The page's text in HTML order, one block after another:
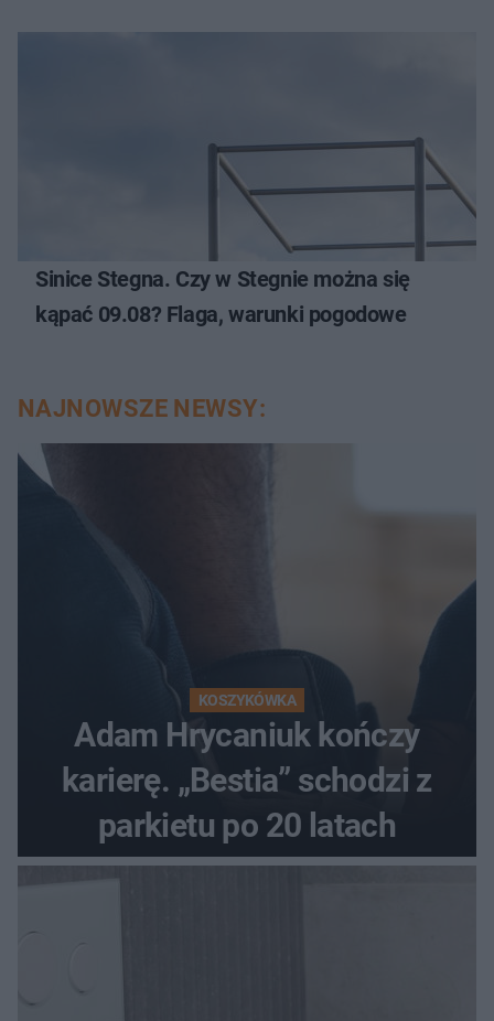
Sinice Stegna. Czy w Stegnie można się
kąpać 09.08? Flaga, warunki pogodowe
NAJNOWSZE NEWSY:
KOSZYKÓWKA
Adam Hrycaniuk kończy
karierę. „Bestia” schodzi z
parkietu po 20 latach